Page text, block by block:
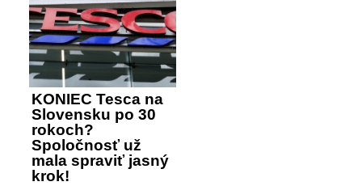
KONIEC Tesca na
Slovensku po 30
rokoch?
Spoločnosť už
mala spraviť jasný
krok!